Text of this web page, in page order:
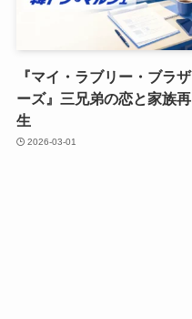
『マイ・ラブリー・ブラザ
ーズ』三兄弟の恋と家族再
生
2026-03-01